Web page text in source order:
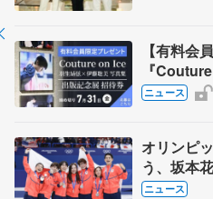
【有料会
『
写真集』
ニュース
オリンピ
う、坂本
8月7日に
ニュース